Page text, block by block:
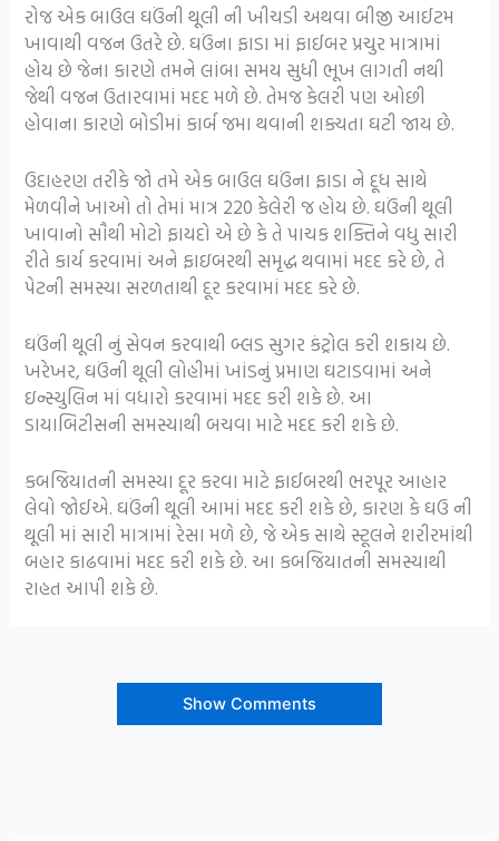
રોજ એક બાઉલ ઘઉંની થૂલી ની ખીચડી અથવા બીજી આઈટમ
ખાવાથી વજન ઉતરે છે. ઘઉંના ફાડા માં ફાઈબર પ્રચુર માત્રામાં
હોય છે જેના કારણે તમને લાંબા સમય સુધી ભૂખ લાગતી નથી
જેથી વજન ઉતારવામાં મદદ મળે છે. તેમજ કેલરી પણ ઓછી
હોવાના કારણે બોડીમાં કાર્બ જમા થવાની શક્યતા ઘટી જાય છે.
ઉદાહરણ તરીકે જો તમે એક બાઉલ ઘઉંના ફાડા ને દૂધ સાથે
મેળવીને ખાઓ તો તેમાં માત્ર 220 કેલેરી જ હોય છે. ઘઉંની થૂલી
ખાવાનો સૌથી મોટો ફાયદો એ છે કે તે પાચક શક્તિને વધુ સારી
રીતે કાર્ય કરવામાં અને ફાઇબરથી સમૃદ્ધ થવામાં મદદ કરે છે, તે
પેટની સમસ્યા સરળતાથી દૂર કરવામાં મદદ કરે છે.
ઘઉંની થૂલી નું સેવન કરવાથી બ્લડ સુગર કંટ્રોલ કરી શકાય છે.
ખરેખર, ઘઉંની થૂલી લોહીમાં ખાંડનું પ્રમાણ ઘટાડવામાં અને
ઇન્સ્યુલિન માં વધારો કરવામાં મદદ કરી શકે છે. આ
ડાયાબિટીસની સમસ્યાથી બચવા માટે મદદ કરી શકે છે.
કબજિયાતની સમસ્યા દૂર કરવા માટે ફાઈબરથી ભરપૂર આહાર
લેવો જોઈએ. ઘઉંની થૂલી આમાં મદદ કરી શકે છે, કારણ કે ઘઉ ની
થૂલી માં સારી માત્રામાં રેસા મળે છે, જે એક સાથે સ્ટૂલને શરીરમાંથી
બહાર કાઢવામાં મદદ કરી શકે છે. આ કબજિયાતની સમસ્યાથી
રાહત આપી શકે છે.
Show Comments